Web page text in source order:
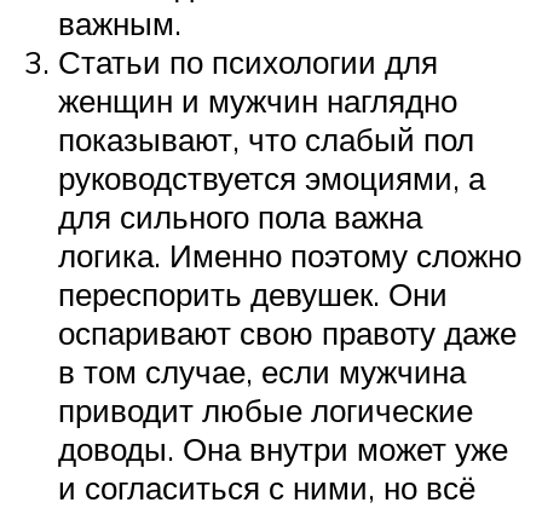
важным.
Статьи по психологии для
женщин и мужчин наглядно
показывают, что слабый пол
руководствуется эмоциями, а
для сильного пола важна
логика. Именно поэтому сложно
переспорить девушек. Они
оспаривают свою правоту даже
в том случае, если мужчина
приводит любые логические
доводы. Она внутри может уже
и согласиться с ними, но всё